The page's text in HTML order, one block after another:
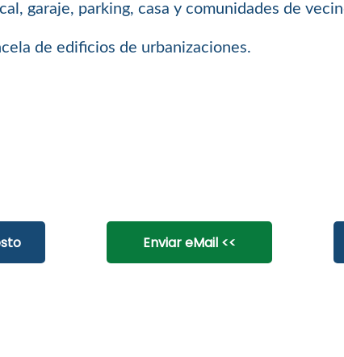
garaje, parking, casa y comunidades de
de edificios de urbanizaciones.
Enviar eMail <<